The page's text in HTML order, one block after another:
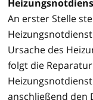
An erster Stelle
Ursache des
folgt die
anschließend den